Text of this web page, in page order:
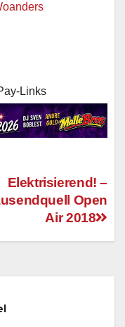
Links
Elektrisierend! –
Open
Air 2018